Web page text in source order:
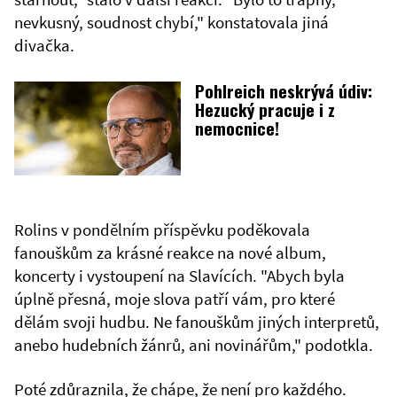
nevkusný, soudnost chybí," konstatovala jiná
divačka.
Pohlreich neskrývá údiv:
Hezucký pracuje i z
nemocnice!
Rolins v pondělním příspěvku poděkovala
fanouškům za krásné reakce na nové album,
koncerty i vystoupení na Slavících. "Abych byla
úplně přesná, moje slova patří vám, pro které
dělám svoji hudbu. Ne fanouškům jiných interpretů,
anebo hudebních žánrů, ani novinářům," podotkla.
Poté zdůraznila, že chápe, že není pro každého.